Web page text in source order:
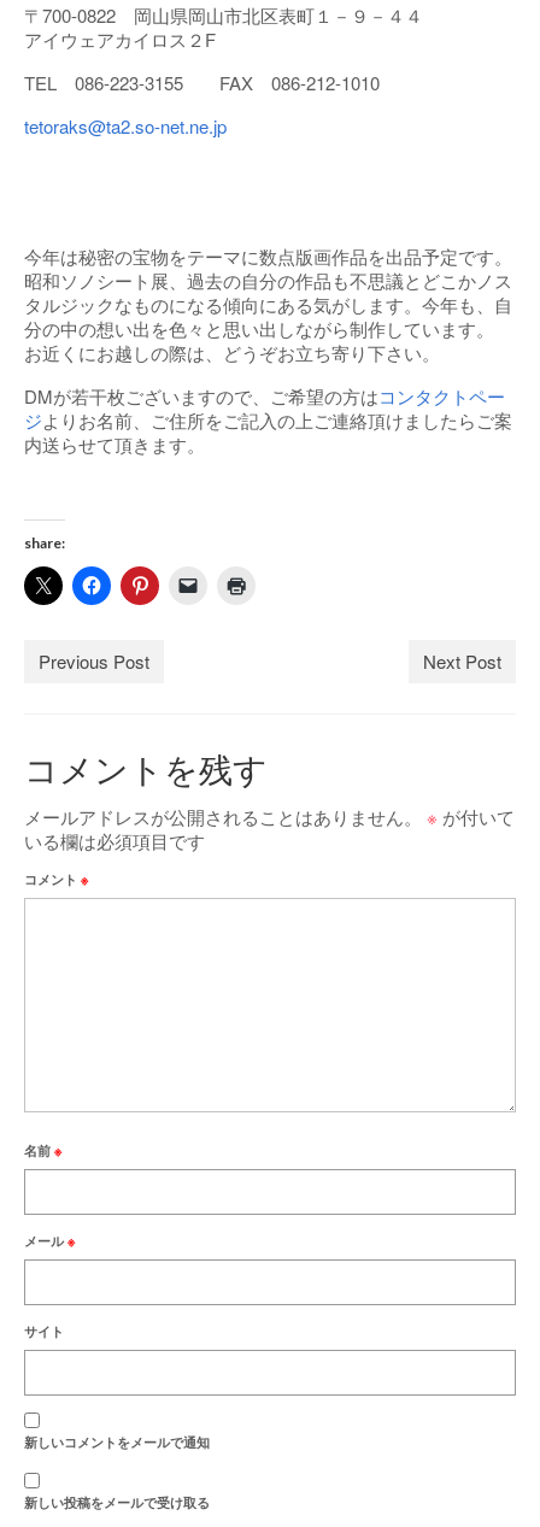
〒700-0822 岡山県岡山市北区表町１－９－４４
アイウェアカイロス２F
TEL 086-223-3155 FAX 086-212-1010
tetoraks@ta2.so-net.ne.jp
今年は秘密の宝物をテーマに数点版画作品を出品予定です。
昭和ソノシート展、過去の自分の作品も不思議とどこかノス
タルジックなものになる傾向にある気がします。今年も、自
分の中の想い出を色々と思い出しながら制作しています。
お近くにお越しの際は、どうぞお立ち寄り下さい。
DMが若干枚ございますので、ご希望の方はコンタクトペー
ジよりお名前、ご住所をご記入の上ご連絡頂けましたらご案
内送らせて頂きます。
share:
Previous Post Next Post
コメントを残す
メールアドレスが公開されることはありません。 ※ が付いて
いる欄は必須項目です
コメント ※
名前 ※
メール※
サイト
新しいコメントをメールで通知
新しい投稿をメールで受け取る